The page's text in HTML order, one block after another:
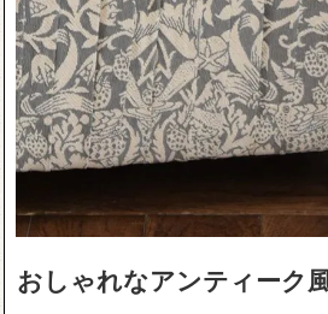
おしゃれなアンティーク